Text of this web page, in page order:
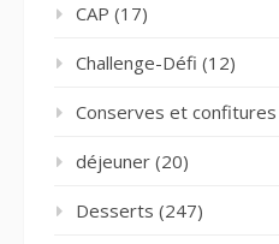
CAP (17)
Challenge-Défi (12)
Conserves et confitures
déjeuner (20)
Desserts (247)